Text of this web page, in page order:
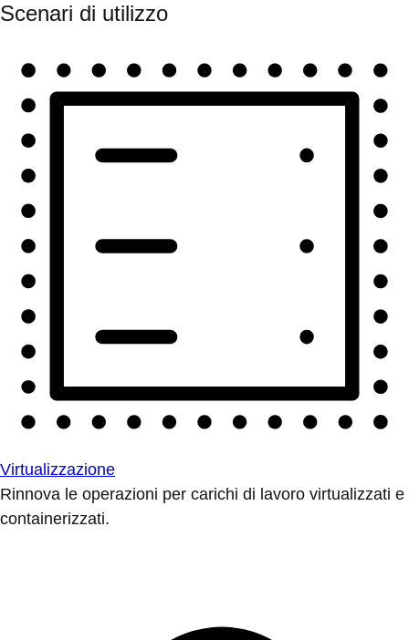
Scenari di utilizzo
Virtualizzazione
Rinnova le operazioni per carichi di lavoro virtualizzati e
containerizzati.